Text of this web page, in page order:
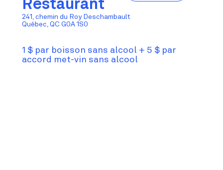
241, chemin du Roy Deschambault
Québec, QC G0A 1S0
1 $ par boisson sans alcool + 5 $ par
accord met-vin sans alcool